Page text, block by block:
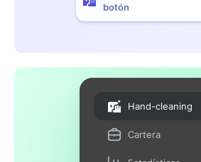
botón
Hand-cleaning
Cartera